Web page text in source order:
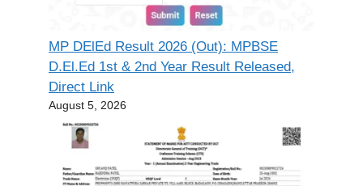
MP DElEd Result 2026 (Out): MPBSE
D.El.Ed 1st & 2nd Year Result Released,
Direct Link
August 5, 2026